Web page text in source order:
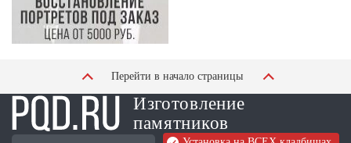
Перейти в начало страницы
Изготовление
памятников